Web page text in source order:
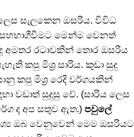
ලෙස සැලකෙන ඔසරිය. විවිධ
මෙන්ම වෙනත්
අමතර රටාවකින් තොර ඔසරිය
කපු මිශ්‍ර සාරිය. කුඩා සුදු
කපු මිශ්‍ර රෙදි වර්ගයකින්
වඩාත් සුදුසු වේ. (සාරිය ලෙස
ද අප සතුව ඇත.) පවුලේ
ඔබ වෙනුවෙන් මෙම ඔසරියට